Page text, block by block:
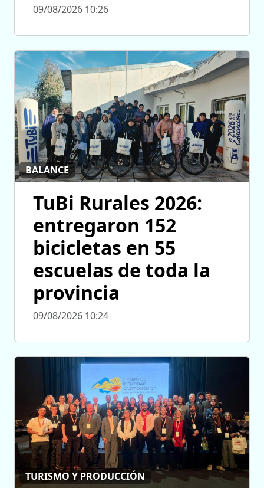
09/08/2026 10:26
BALANCE
TuBi Rurales 2026:
entregaron 152
bicicletas en 55
escuelas de toda la
provincia
09/08/2026 10:24
TURISMO Y PRODUCCIÓN